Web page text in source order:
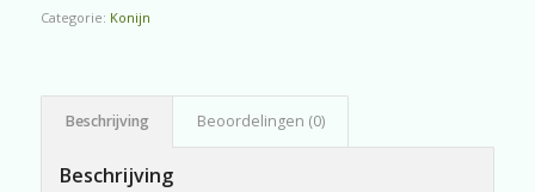
Categorie: Konijn
Beschrijving Beoordelingen (0)
Beschrijving